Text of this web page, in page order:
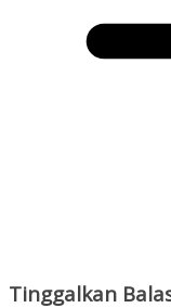
Tinggalkan